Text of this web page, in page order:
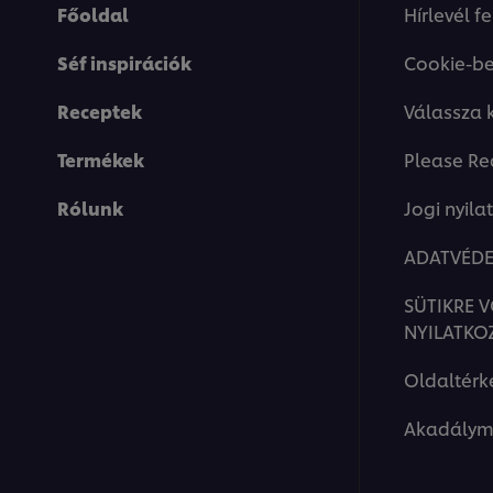
If you agree to this please click the
Accept
Főoldal
Séf inspirációk
Receptek
Termékek
Rólunk
Hírlevél
Cookie-
Válassza
Please
Jogi
SÜTIKRE